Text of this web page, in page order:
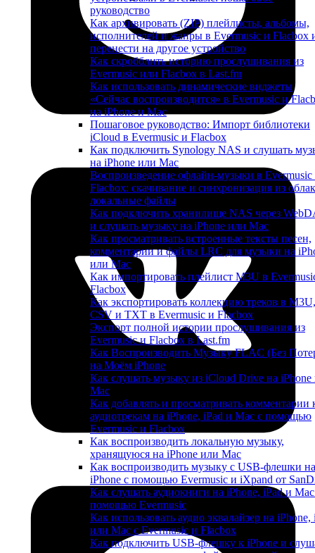
руководство
Как архивировать (ZIP) плейлисты, альбомы,
исполнителей и жанры в Evermusic и Flacbox
перенести на другое устройство
Как скробблить историю прослушивания из
Evermusic или Flacbox в Last.fm
Как использовать динамические виджеты
«Сейчас воспроизводится» в Evermusic и
на iPhone и Mac
Пошаговое руководство: Импорт библиотеки
iCloud в Evermusic и Flacbox
Как подключить Synology NAS и слушать
на iPhone или Mac
Воспроизведение офлайн-музыки в Evermusic
Flacbox: скачивание и синхронизация из
локальные файлы
Как подключить хранилище NAS через
и слушать музыку на iPhone или Mac
Как просматривать встроенные тексты песен,
комментарии и файлы LRC для музыки на
или Mac
Как импортировать плейлист M3U в
Flacbox
Как экспортировать коллекцию треков в M3U,
CSV и TXT в Evermusic и Flacbox
Экспорт полной истории прослушивания из
Evermusic и Flacbox в Last.fm
Как Воспроизводить Музыку FLAC (Без
на Моём iPhone
Как слушать музыку из iCloud Drive на iPhone
Mac
Как добавлять и просматривать комментарии
аудиотрекам на iPhone, iPad и Mac с помощью
Evermusic и Flacbox
Как воспроизводить локальную музыку,
хранящуюся на iPhone или Mac
Как воспроизводить музыку с USB-флешки на
iPhone с помощью Evermusic и iXpand от
Как слушать аудиокниги на iPhone, iPad и
помощью Evermusic
Как использовать аудио эквалайзер на iPhone,
или Mac с Evermusic и Flacbox
Как подключить USB-флешку к iPhone и